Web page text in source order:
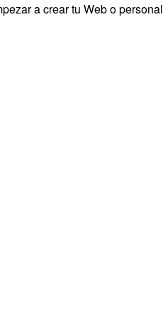
a crear tu Web o